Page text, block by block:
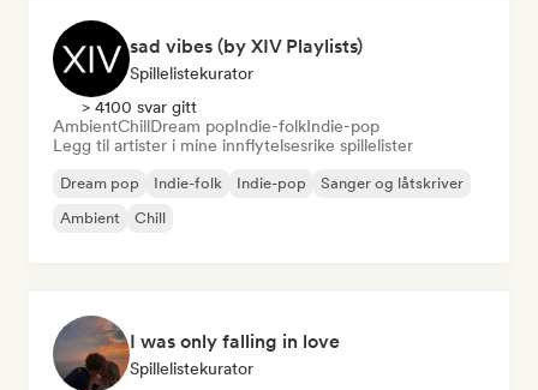
sad vibes (by XIV Playlists)
Spillelistekurator
> 4100 svar gitt
AmbientChillDream popIndie-folkIndie-pop
Legg til artister i mine innflytelsesrike spillelister
Dream pop Indie-folk Indie-pop
Sanger og låtskriver
Ambient
Chill
I was only falling in love
Spillelistekurator